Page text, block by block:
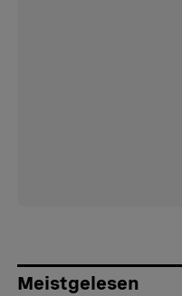
Meistgelesen